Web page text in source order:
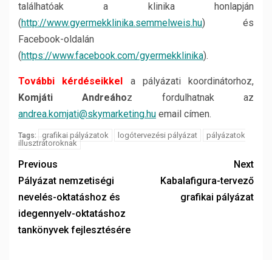
találhatóak a klinika honlapján
(http://www.gyermekklinika.semmelweis.hu) és
Facebook-oldalán
(https://www.facebook.com/gyermekklinika).
További kérdéseikkel a pályázati koordinátorhoz,
Komjáti Andreához fordulhatnak az
andrea.komjati@skymarketing.hu email címen.
Tags: grafikai pályázatok logótervezési pályázat
pályázatok
illusztrátoroknak
Previous
Pályázat nemzetiségi
nevelés-oktatáshoz és
idegennyelv-oktatáshoz
tankönyvek fejlesztésére
Next
Kabalafigura-tervező
grafikai pályázat